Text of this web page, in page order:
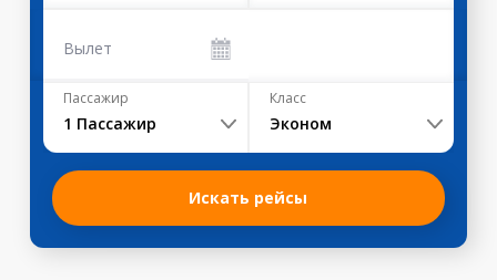
Вылет
Пассажир
1 Пассажир
Класс
Эконом
Искать рейсы